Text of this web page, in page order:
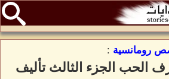
رومانسية :
الحب الجزء الثالث تأليف